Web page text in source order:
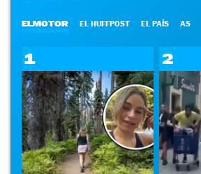
ELMOTOR EL HUFFPOST EL PAÍS AS
1 2